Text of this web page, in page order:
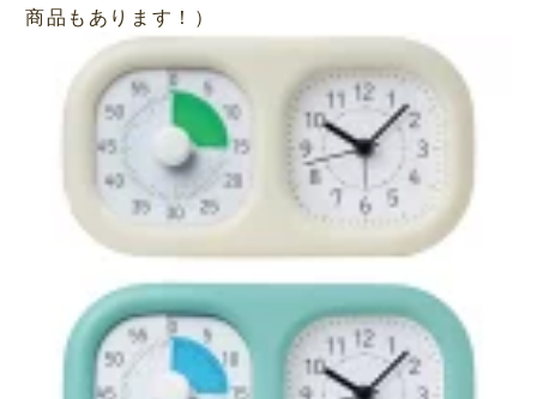
商品もあります！）